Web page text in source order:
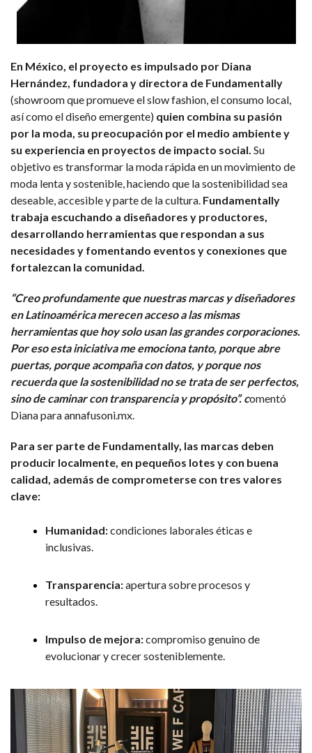
En México, el proyecto es impulsado por Diana
Hernández, fundadora y directora de Fundamentally
(showroom que promueve el slow fashion, el consumo local,
así como el diseño emergente) quien combina su pasión
por la moda, su preocupación por el medio ambiente y
su experiencia en proyectos de impacto social. Su
objetivo es transformar la moda rápida en un movimiento de
moda lenta y sostenible, haciendo que la sostenibilidad sea
deseable, accesible y parte de la cultura. Fundamentally
trabaja escuchando a diseñadores y productores,
desarrollando herramientas que respondan a sus
necesidades y fomentando eventos y conexiones que
fortalezcan la comunidad.
“Creo profundamente que nuestras marcas y diseñadores
en Latinoamérica merecen acceso a las mismas
herramientas que hoy solo usan las grandes corporaciones.
Por eso esta iniciativa me emociona tanto, porque abre
puertas, porque acompaña con datos, y porque nos
recuerda que la sostenibilidad no se trata de ser perfectos,
sino de caminar con transparencia y propósito”. comentó
Diana para annafusoni.mx.
Para ser parte de Fundamentally, las marcas deben
producir localmente, en pequeños lotes y con buena
calidad, además de comprometerse con tres valores
clave:
Humanidad:condiciones laborales éticas e
inclusivas.
Transparencia:apertura sobre procesos y
resultados.
Impulso de mejora:compromiso genuino de
evolucionar y crecer sosteniblemente.